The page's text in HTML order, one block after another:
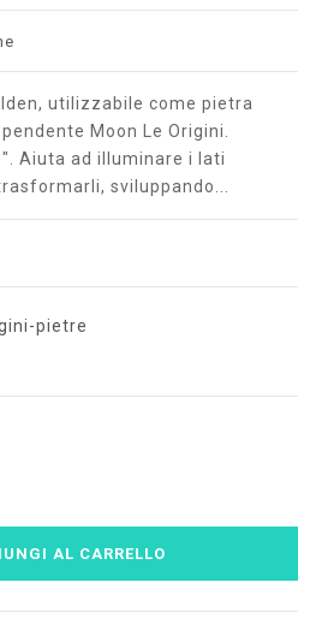
utilizzabile come pietra
Moon Le Origini.
Aiuta ad illuminare i lati
sviluppando...
pietre
AL CARRELLO